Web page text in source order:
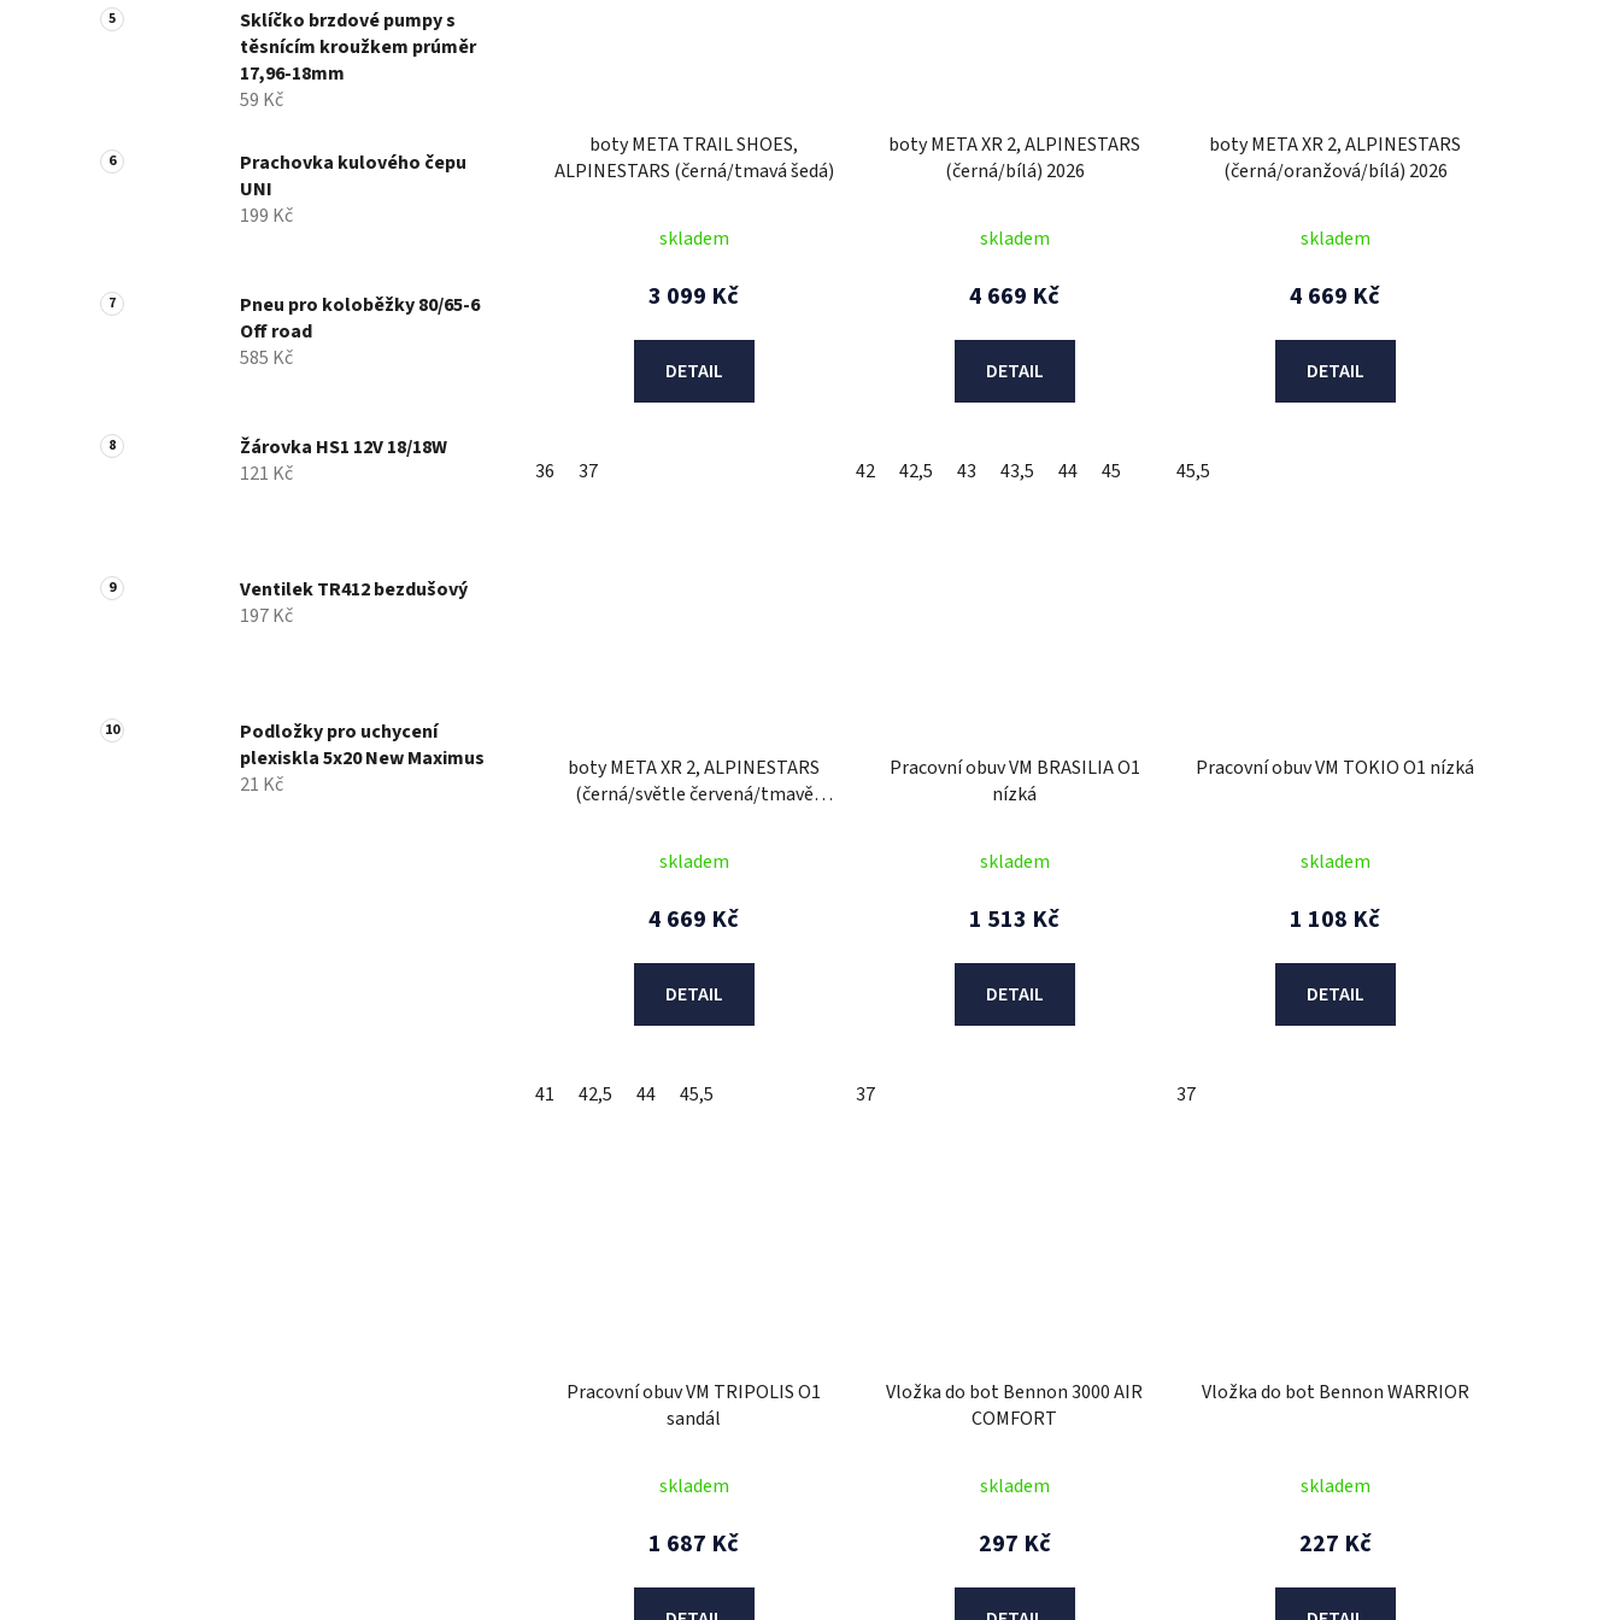
Sklíčko brzdové pumpy s
těsnícím kroužkem prúměr
17,96-18mm
59 Kč
Prachovka kulového čepu
UNI
199 Kč
Pneu pro koloběžky 80/65-6
Off road
585 Kč
Žárovka HS1 12V 18/18W
121 Kč
Ventilek TR412 bezdušový
197 Kč
Podložky pro uchycení
plexiskla 5x20 New Maximus
21 Kč
boty META TRAIL SHOES,
ALPINESTARS (černá/tmavá šedá)
skladem
3 099 Kč
DETAIL
36 37
boty META XR 2, ALPINESTARS
(černá/bílá) 2026
skladem
4 669 Kč
DETAIL
42 42,5 43 43,5 44 45
boty META XR 2, ALPINESTARS
(černá/oranžová/bílá) 2026
skladem
4 669 Kč
DETAIL
45,5
boty META XR 2, ALPINESTARS
(černá/světle červená/tmavě
skladem
4 669 Kč
DETAIL
41 42,5 44 45,5
Pracovní obuv VM BRASILIA O1
nízká
skladem
1 513 Kč
DETAIL
37
Pracovní obuv VM TOKIO O1 nízká
skladem
1 108 Kč
DETAIL
37
Pracovní obuv VM TRIPOLIS O1
sandál
skladem
1 687 Kč
Vložka do bot Bennon 3000 AIR
COMFORT
skladem
297 Kč
Vložka do bot Bennon WARRIOR
skladem
227 Kč